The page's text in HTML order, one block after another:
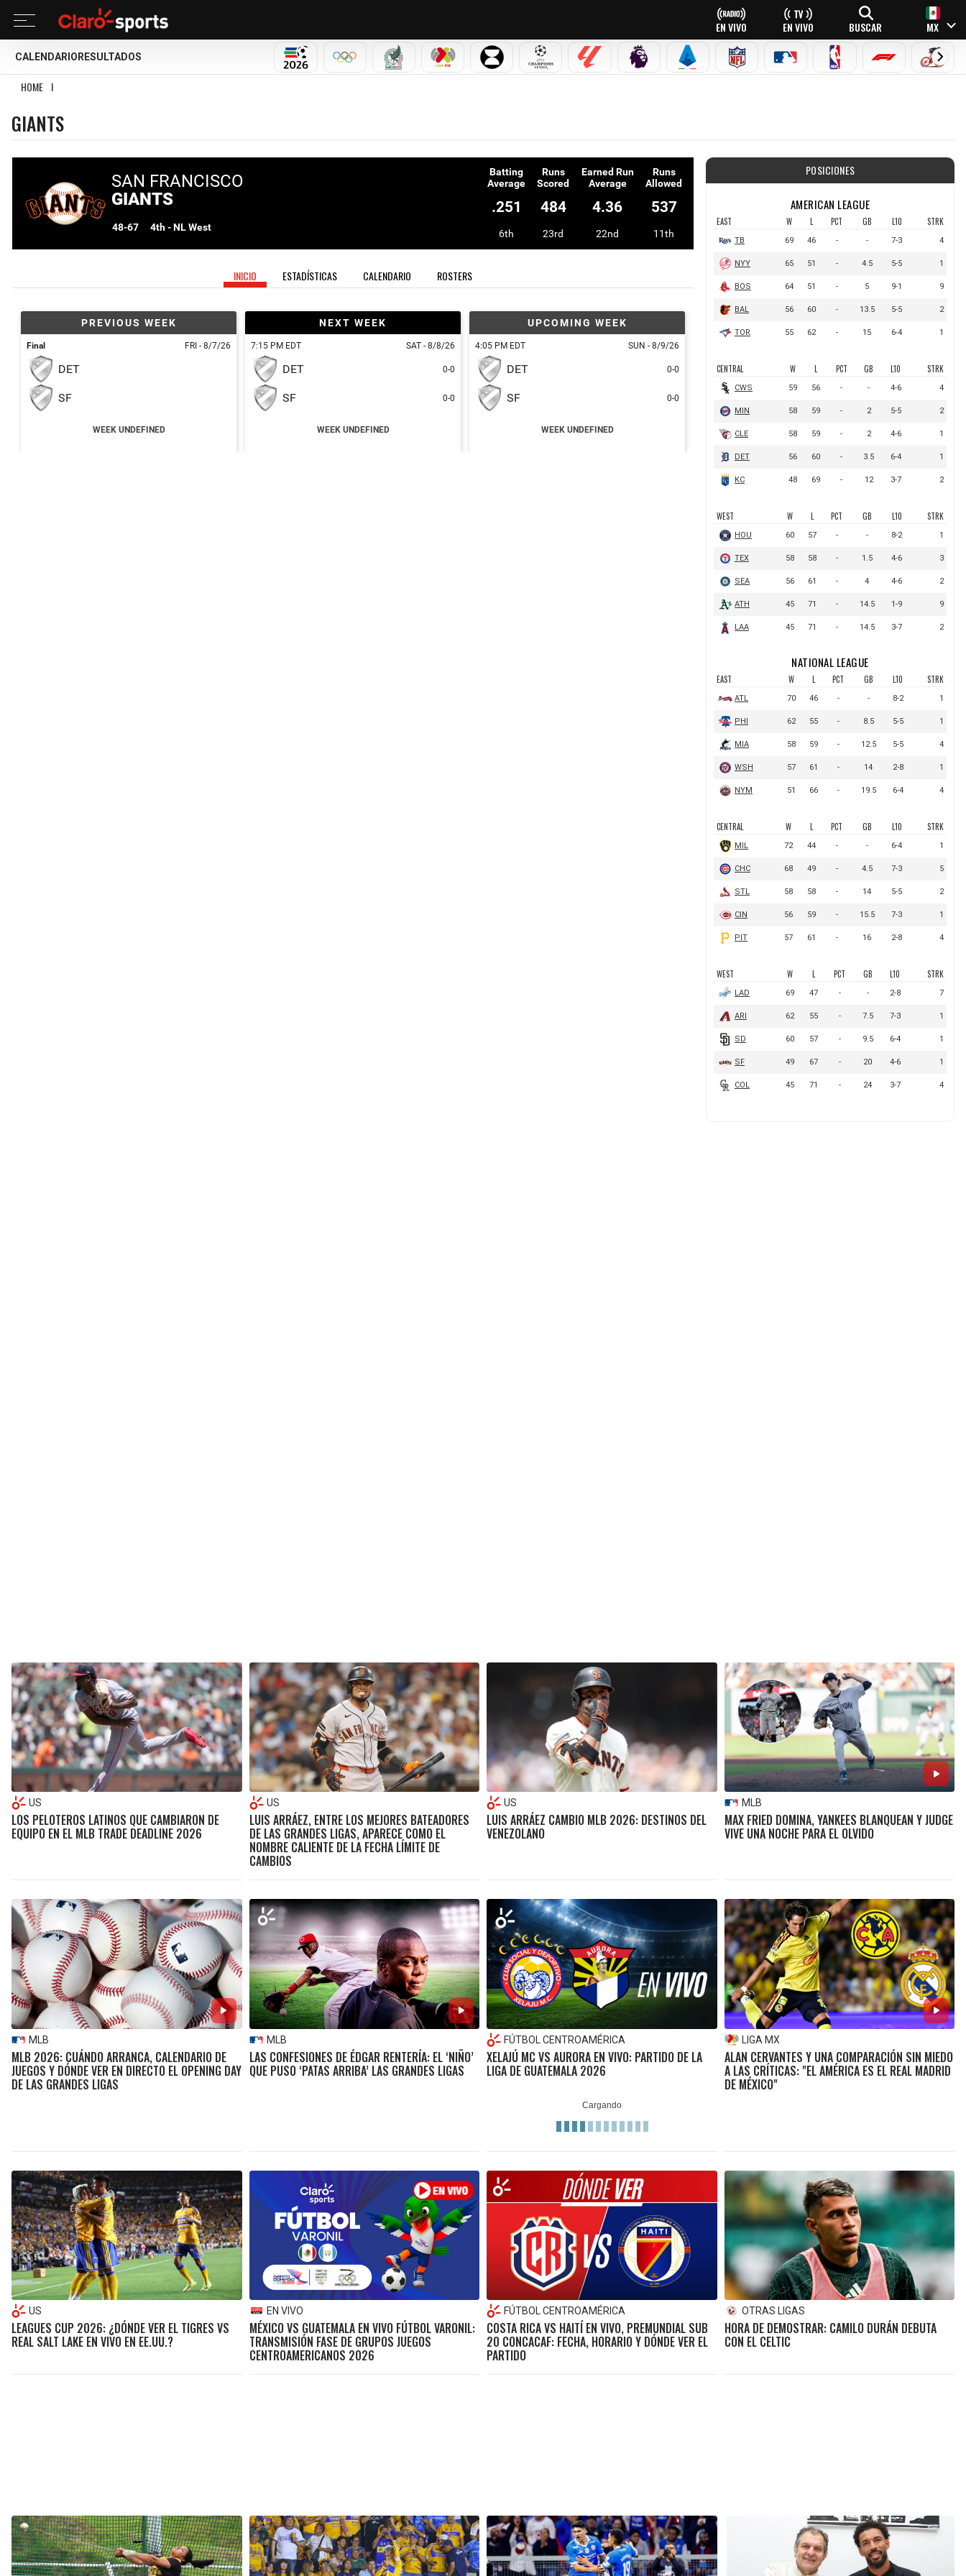
EN VIVO EN VIVO BUSCAR MX
CALENDARIO RESULTADOS
MUNDIAL 2026OLÍMPICOSSELECCIÓN MEXICANA
LIGA MX LEAGUES CUPCHAMPIONS LEAGUE
LALIGA PREMIER LEAGUE
SERIE A NFL MLB NBA FÓRMULA 1
HOME I
GIANTS
US
LOS PELOTEROS LATINOS QUE CAMBIARON DE
EQUIPO EN EL MLB TRADE DEADLINE 2026
US
LUIS ARRÁEZ, ENTRE LOS MEJORES BATEADORES
DE LAS GRANDES LIGAS, APARECE COMO EL
NOMBRE CALIENTE DE LA FECHA LÍMITE DE
CAMBIOS
US
LUIS ARRÁEZ CAMBIO MLB 2026: DESTINOS DEL
VENEZOLANO
MLB
MAX FRIED DOMINA, YANKEES BLANQUEAN Y JUDGE
VIVE UNA NOCHE PARA EL OLVIDO
MLB
MLB 2026: CUÁNDO ARRANCA, CALENDARIO DE
JUEGOS Y DÓNDE VER EN DIRECTO EL OPENING DAY
DE LAS GRANDES LIGAS
MLB
LAS CONFESIONES DE ÉDGAR RENTERÍA: EL ‘NIÑO’
QUE PUSO ‘PATAS ARRIBA’ LAS GRANDES LIGAS
FÚTBOL CENTROAMÉRICA
XELAJÚ MC VS AURORA EN VIVO: PARTIDO DE LA
LIGA DE GUATEMALA 2026
LIGA MX
ALAN CERVANTES Y UNA COMPARACIÓN SIN MIEDO
A LAS CRÍTICAS: "EL AMÉRICA ES EL REAL MADRID
DE MÉXICO"
US
LEAGUES CUP 2026: ¿DÓNDE VER EL TIGRES VS
REAL SALT LAKE EN VIVO EN EE.UU.?
EN VIVO
MÉXICO VS GUATEMALA EN VIVO FÚTBOL VARONIL:
TRANSMISIÓN FASE DE GRUPOS JUEGOS
CENTROAMERICANOS 2026
FÚTBOL CENTROAMÉRICA
COSTA RICA VS HAITÍ EN VIVO, PREMUNDIAL SUB
20 CONCACAF: FECHA, HORARIO Y DÓNDE VER EL
PARTIDO
OTRAS LIGAS
HORA DE DEMOSTRAR: CAMILO DURÁN DEBUTA
CON EL CELTIC